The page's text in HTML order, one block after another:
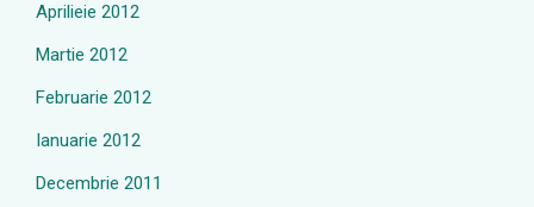
Aprilieie 2012
Martie 2012
Februarie 2012
Ianuarie 2012
Decembrie 2011